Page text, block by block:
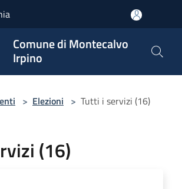
Comune di Montecalvo
Irpino
> Elezioni > Tutti i servizi (16)
(16)